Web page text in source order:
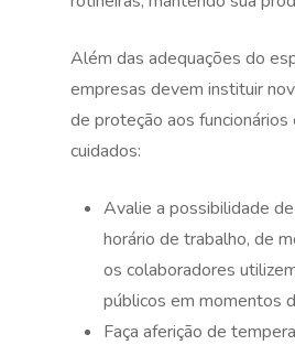
Além das adequações do
empresas devem instituir
de proteção aos funcionários
cuidados:
Avalie a possibilidade
horário de trabalho, de
os colaboradores
públicos em momentos
Faça aferição de